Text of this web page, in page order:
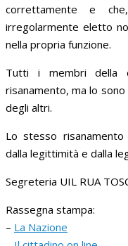
correttamente e
irregolarmente eletto
nella propria funzione.
Tutti i membri della
risanamento, ma lo
degli altri.
Lo stesso
dalla legittimità e dalla
Segreteria UIL RUA
Rassegna stampa:
– La Nazione